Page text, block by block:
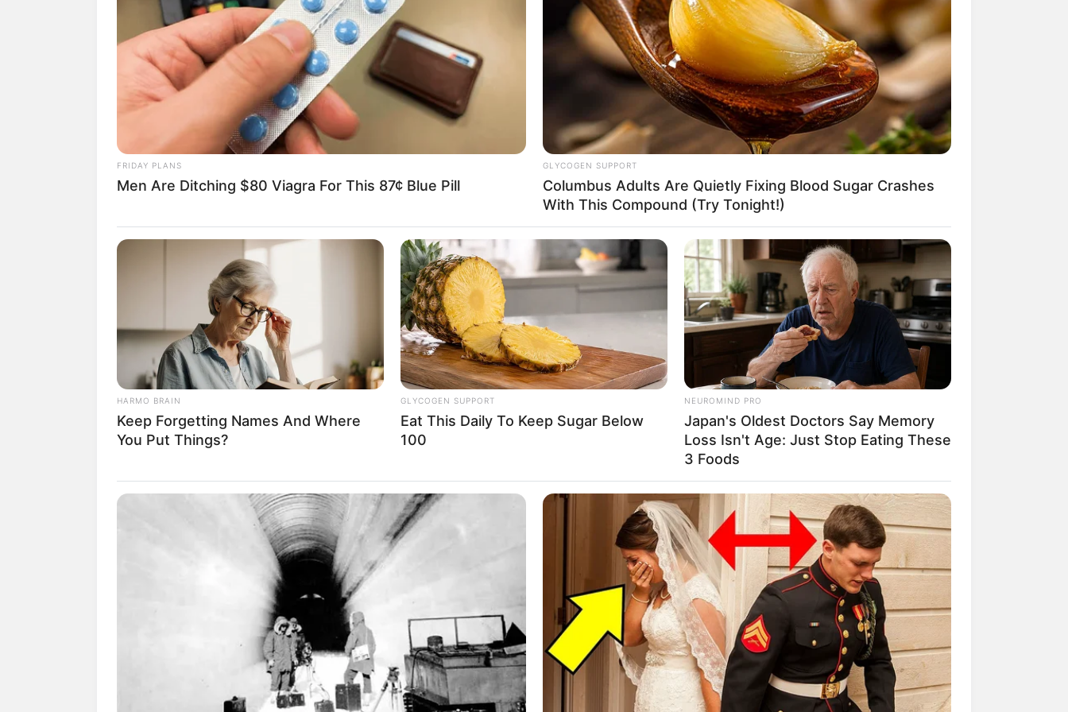
das crianças da sua turma. Dessa forma, torna-se mais assertivo o processo e muito mais
divertido para elas, é claro!
O que trabalhar na Páscoa na educação infantil?
Agora que você já sabe a importância de desenvolver brincadeiras de Páscoana educação
infantil, é hora de conferir algumas possibilidades que podem ser desenvolvidas junto às
crianças.
Listamos boas ideias que, além de simples de serem executadas, podem render bons
1. Brincadeiras artesanais
Vamos logo começar por um tutorial, retirado do canal Jociane Lara
. Aqui temos um vídeo
que ensina 3 diferentes brincadeiras: enfeitar ovos de galinha, fazer fantoches de coelhinho
da Páscoa e pintar ovos com batata.
São todas atividades simples de serem feitas e que podem desenvolver o lado criativo e
motor das crianças. Incrível, não é?
FRIDAY PLANS
Men Are Ditching $80 Viagra For This 87¢ Blue Pill
GLYCOGEN SUPPORT
Columbus Adults Are Quietly Fixing Blood Sugar Crashes
With This Compound (Try Tonight!)
HARMO BRAIN
Keep Forgetting Names And Where
You Put Things?
GLYCOGEN SUPPORT
Eat This Daily To Keep Sugar Below
100
NEUROMIND PRO
Japan's Oldest Doctors Say Memory
Loss Isn't Age: Just Stop Eating These
3 Foods